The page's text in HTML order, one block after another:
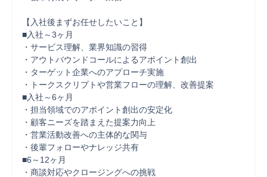
【入社後まずお任せしたいこと】
■入社～3ヶ月
・サービス理解、業界知識の習得
・アウトバウンドコールによるアポイント創出
・ターゲット企業へのアプローチ実施
・トークスクリプトや営業フローの理解、改善提案
■入社～6ヶ月
・担当領域でのアポイント創出の安定化
・顧客ニーズを踏まえた提案力向上
・営業活動改善への主体的な関与
・後輩フォローやナレッジ共有
■6～12ヶ月
・商談対応やクロージングへの挑戦